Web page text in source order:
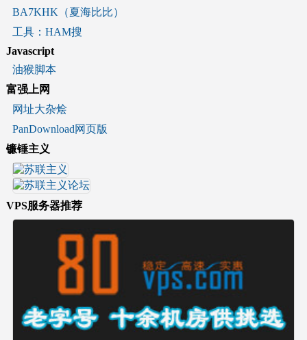
BA7KHK（夏海比比）
工具：HAM搜
Javascript
油猴脚本
富强上网
网址大杂烩
PanDownload网页版
镰锤主义
VPS服务器推荐